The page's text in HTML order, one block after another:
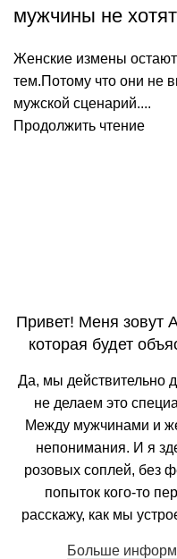
мужчины не
Женские измены
тем.Потому что они не
мужской сценарий....
Продолжить чтение
Привет! Меня зовут
которая будет
Да, мы действительно
не делаем это
Между мужчинами и
непонимания. И я
розовых соплей, без
попыток кого-то
расскажу, как мы
Больше